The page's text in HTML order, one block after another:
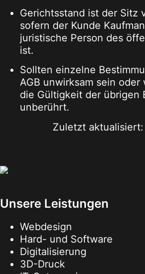
Gerichtsstand ist der Sitz
sofern der Kunde
juristische Person des
ist.
Sollten einzelne
AGB unwirksam sein
die Gültigkeit der übrigen
unberührt.
Zuletzt
Unsere Leistungen
Webdesign
Hard- und Software
Digitalisierung
3D-Druck